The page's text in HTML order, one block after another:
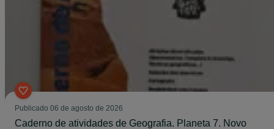
Publicado 06 de agosto de 2026
Caderno de atividades de Geografia. Planeta 7. Novo